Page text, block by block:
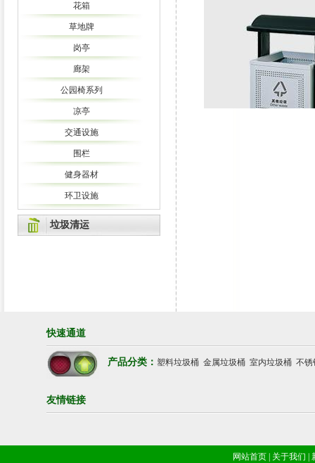
花箱
草地牌
岗亭
廊架
公园椅系列
凉亭
交通设施
围栏
健身器材
环卫设施
垃圾清运
快速通道
产品分类： 塑料垃圾桶 金属垃圾桶 室内垃圾桶 不
友情链接
网站首页 关于我们